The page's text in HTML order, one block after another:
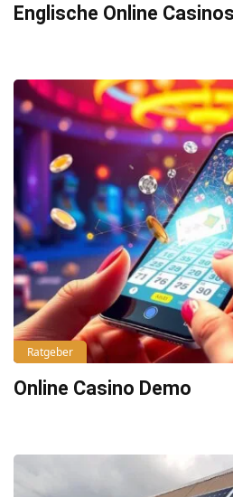
Englische Online Casinos
Ratgeber
Online Casino Demo